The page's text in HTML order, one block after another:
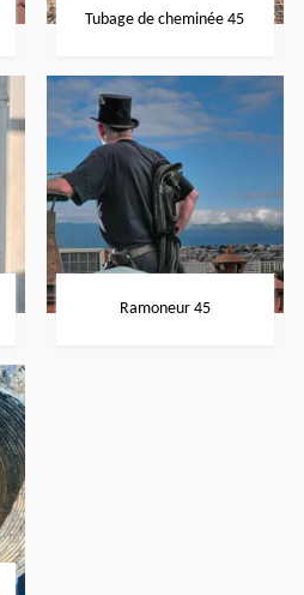
Tubage de cheminée 45
Ramoneur 45